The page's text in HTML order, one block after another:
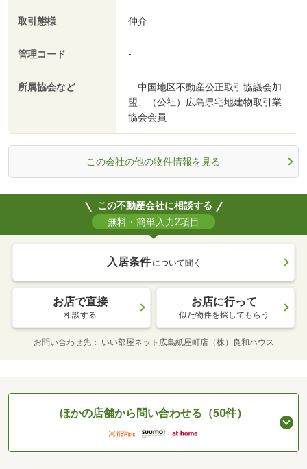
取引態様 仲介
管理コード -
所属協会など
中国地区不動産公正取引協議会加
盟、（公社）広島県宅地建物取引業
協会会員
この会社の他の物件情報を見る
この不動産会社に相談する
無料・簡単入力2項目
入居条件 について聞く
お店で直接
相談する
お店に行って
似た物件を探してもらう
お問い合わせ先 いい部屋ネット広島紙屋町店（株）良和ハウス
ほかの店舗から問い合わせる（50件）